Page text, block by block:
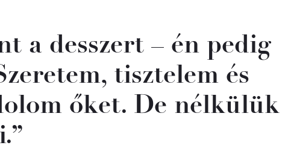
a desszert – én pedig
tisztelem és
őket. De nélkülük